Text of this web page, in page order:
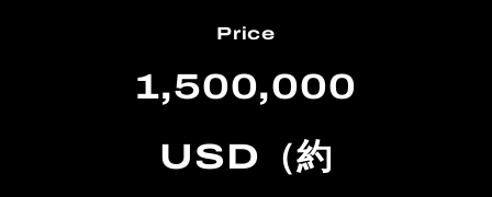
Price
1,500,000
USD（約